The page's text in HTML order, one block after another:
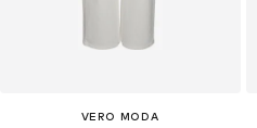
VERO MODA